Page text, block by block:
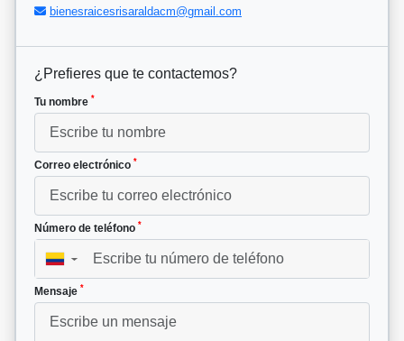
bienesraicesrisaraldacm@gmail.com
¿Prefieres que te contactemos?
Tu nombre *
Correo electrónico *
Número de teléfono *
▼
Mensaje *